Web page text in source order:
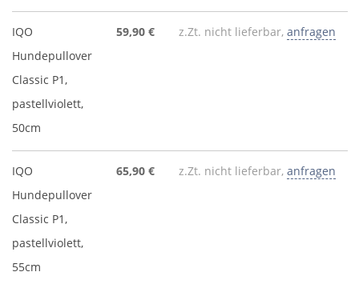
IQO
Hundepullover
Classic P1,
pastellviolett,
50cm
59,90 € z.Zt. nicht lieferbar, anfragen
IQO
Hundepullover
Classic P1,
pastellviolett,
55cm
65,90 € z.Zt. nicht lieferbar, anfragen